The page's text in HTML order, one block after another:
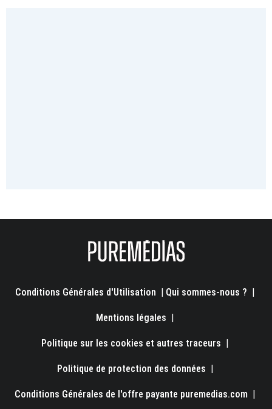
Conditions Générales d'Utilisation Qui sommes-nous ?
Mentions légales
Politique sur les cookies et autres traceurs
Politique de protection des données
Conditions Générales de l'offre payante puremedias.com